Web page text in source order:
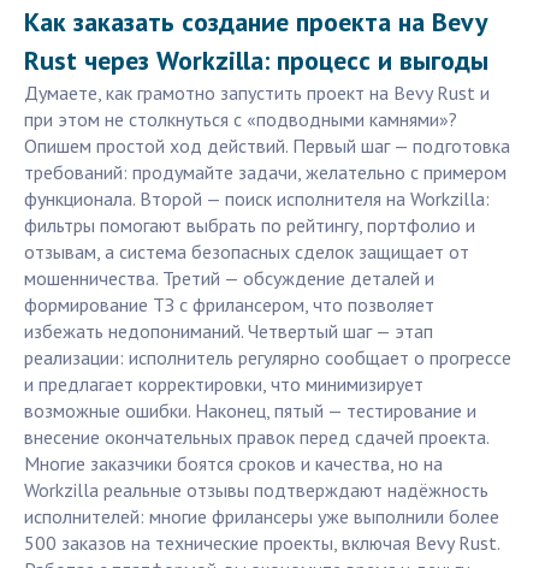
Как заказать создание проекта на Bevy
Rust через Workzilla: процесс и выгоды
Думаете, как грамотно запустить проект на Bevy Rust и
при этом не столкнуться с «подводными камнями»?
Опишем простой ход действий. Первый шаг — подготовка
требований: продумайте задачи, желательно с примером
функционала. Второй — поиск исполнителя на Workzilla:
фильтры помогают выбрать по рейтингу, портфолио и
отзывам, а система безопасных сделок защищает от
мошенничества. Третий — обсуждение деталей и
формирование ТЗ с фрилансером, что позволяет
избежать недопониманий. Четвертый шаг — этап
реализации: исполнитель регулярно сообщает о прогрессе
и предлагает корректировки, что минимизирует
возможные ошибки. Наконец, пятый — тестирование и
внесение окончательных правок перед сдачей проекта.
Многие заказчики боятся сроков и качества, но на
Workzilla реальные отзывы подтверждают надёжность
исполнителей: многие фрилансеры уже выполнили более
500 заказов на технические проекты, включая Bevy Rust.